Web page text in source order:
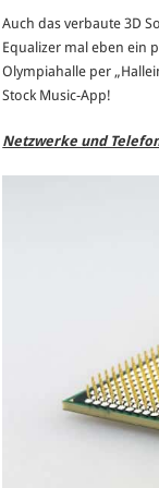
Auch das verbaute 3D
Equalizer mal eben ein
Olympiahalle per
Stock Music-App!
Netzwerke und